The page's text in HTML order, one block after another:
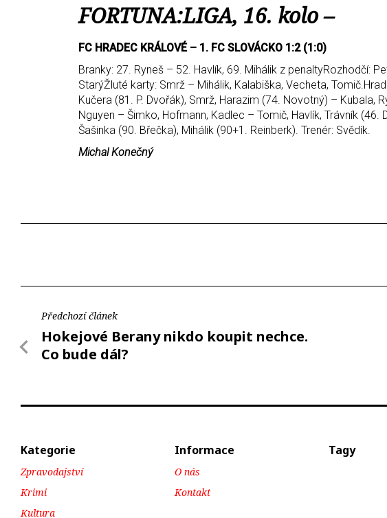
FORTUNA:LIGA, 16. kolo –
FC HRADEC KRÁLOVÉ – 1. FC SLOVÁCKO 1:2 (1:0)
Branky: 27. Ryneš – 52. Havlík, 69. Mihálik z penaltyRozhodčí:
StarýŽluté karty: Smrž – Mihálik, Kalabiška, Vecheta,
Kučera (81. P. Dvořák), Smrž, Harazim (74. Novotný) – Kubala,
Nguyen – Šimko, Hofmann, Kadlec – Tomič, Havlík, Trávník
Šašinka (90. Břečka), Mihálik (90+1. Reinberk). Trenér: Svědík.
Michal Konečný
Předchozí článek
Hokejové Berany nikdo koupit nechce.
Co bude dál?
Tagy
Kategorie
Zpravodajství
Krimi
Kultura
Informace
O nás
Kontakt